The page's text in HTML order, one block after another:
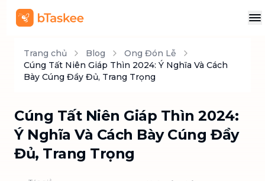
Trang chủ Blog
Ong Đón Lễ
Cúng Tất Niên Giáp Thìn 2024: Ý Nghĩa Và Cách
Bày Cúng Đầy Đủ, Trang Trọng
Cúng Tất Niên Giáp Thìn 2024:
Ý Nghĩa Và Cách Bày Cúng Đầy
Đủ, Trang Trọng